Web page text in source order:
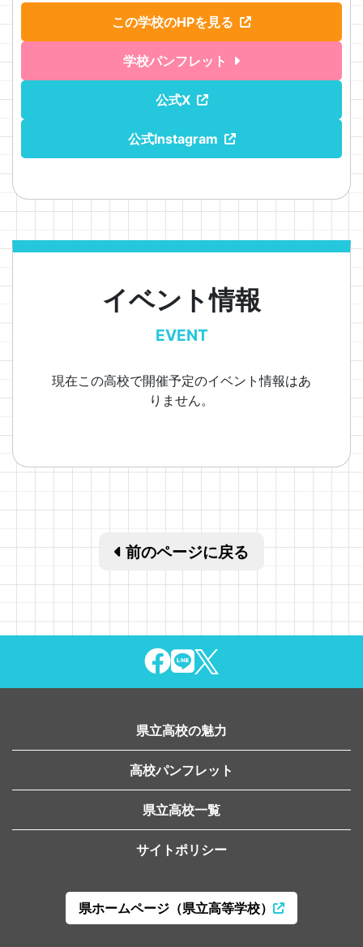
この学校のHPを見る
学校パンフレット
公式X
公式Instagram
イベント情報
EVENT
現在この高校で開催予定のイベント情報はあ
りません。
前のページに戻る
県立高校の魅力
高校パンフレット
県立高校一覧
サイトポリシー
県ホームページ（県立高等学校）